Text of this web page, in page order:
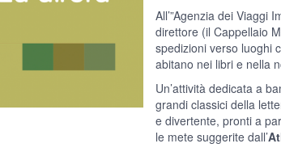
All’”Agenzia dei Viaggi
direttore (il Cappellaio
spedizioni verso luoghi
abitano nei libri e nella
Un’attività dedicata a
grandi classici della
e divertente, pronti a
le mete suggerite dall’